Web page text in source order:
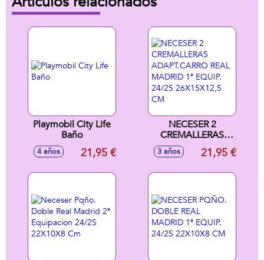
Playmobil City Life
Baño
4 años 21,95 €
NECESER 2
CREMALLERAS
ADAPT.CARRO
REAL MADRID 1ª
3 años 21,95 €